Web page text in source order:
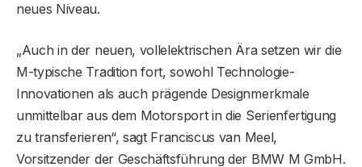
neues Niveau.
„Auch in der neuen, vollelektrischen Ära setzen wir die
M-typische Tradition fort, sowohl Technologie-
Innovationen als auch prägende Designmerkmale
unmittelbar aus dem Motorsport in die Serienfertigung
zu transferieren“, sagt Franciscus van Meel,
Vorsitzender der Geschäftsführung der BMW M GmbH.